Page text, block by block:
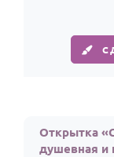
Открытка
душевная и